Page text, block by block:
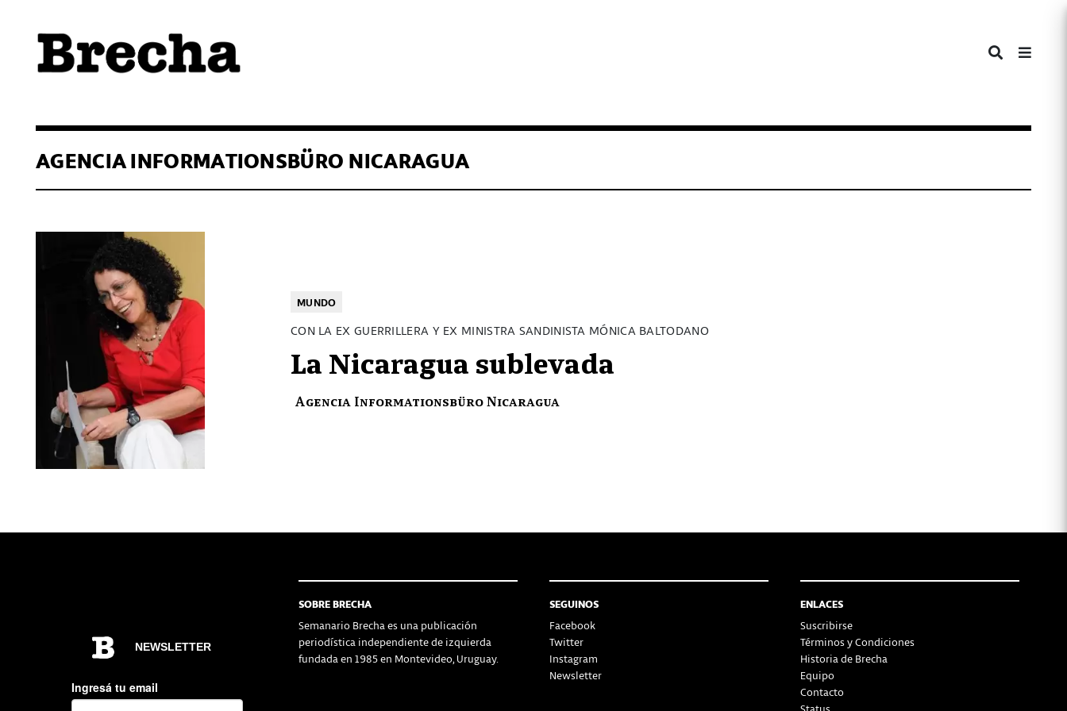
AGENCIA INFORMATIONSBÜRO NICARAGUA
MUNDO
CON LA EX GUERRILLERA Y EX MINISTRA SANDINISTA MÓNICA BALTODANO
La Nicaragua sublevada
Agencia Informationsbüro Nicaragua
SOBRE BRECHA
Semanario Brecha es una publicación
periodística independiente de izquierda
fundada en 1985 en Montevideo, Uruguay.
SEGUINOS
Facebook
Twitter
Instagram
Newsletter
ENLACES
Suscribirse
Términos y Condiciones
Historia de Brecha
Equipo
Contacto